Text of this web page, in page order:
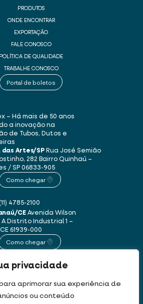
privacidade
aprimorar sua experiência de
ou conteúdo
PRODUTOS
ONDE ENCONTRAR
EXPORTAÇÃO
FALE CONOSCO
POLÍTICA DE QUALIDADE
TRABALHE CONOSCO
Portal de boletos
– Há mais de 50 anos
a inovação na
de Tubos, Dutos e
das Artes/SPRua José Semião
282 Bairro Quinhaú –
/ SP06833-905
Como chegar
4785-2100
CEAvenida Wilson
Distrito Industrial 1 –
61939-000
Como chegar
3250-1235